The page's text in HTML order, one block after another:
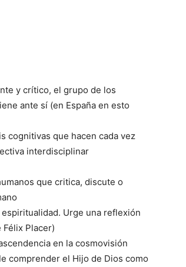
y crítico, el grupo de los
ante sí (en España en esto
cognitivas que hacen cada vez
interdisciplinar
que critica, discute o
Urge una reflexión
Placer)
en la cosmovisión
comprender el Hijo de Dios como